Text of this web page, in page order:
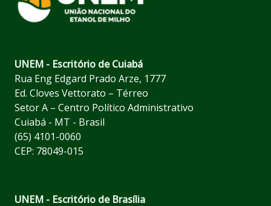
UNEM - Escritório de Cuiabá
Rua Eng Edgard Prado Arze, 1777
Ed. Cloves Vettorato – Térreo
Setor A – Centro Político Administrativo
Cuiabá - MT - Brasil
(65) 4101-0060
CEP: 78049-015
UNEM - Escritório de Brasília